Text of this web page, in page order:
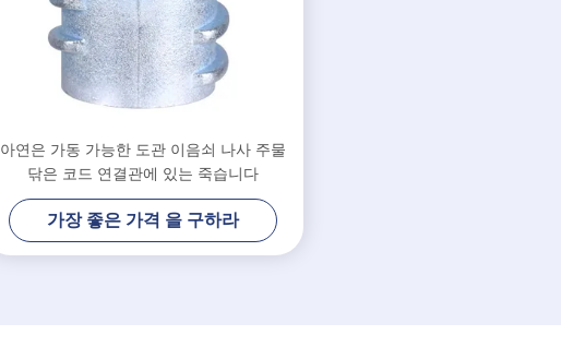
아연은 가동 가능한 도관 이음쇠 나사 주물
닦은 코드 연결관에 있는 죽습니다
가장 좋은 가격 을 구하라